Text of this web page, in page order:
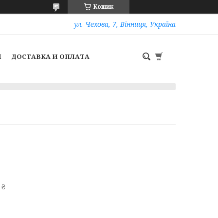
Кошик
ул. Чехова, 7, Вінниця, Україна
ДОСТАВКА И ОПЛАТА